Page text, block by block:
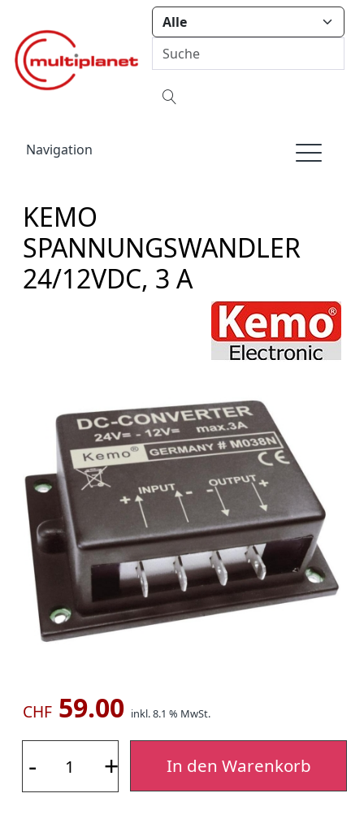
Navigation
KEMO
SPANNUNGSWANDLER
24/12VDC, 3 A
CHF 59.00 inkl. 8.1 % MwSt.
- + In den Warenkorb